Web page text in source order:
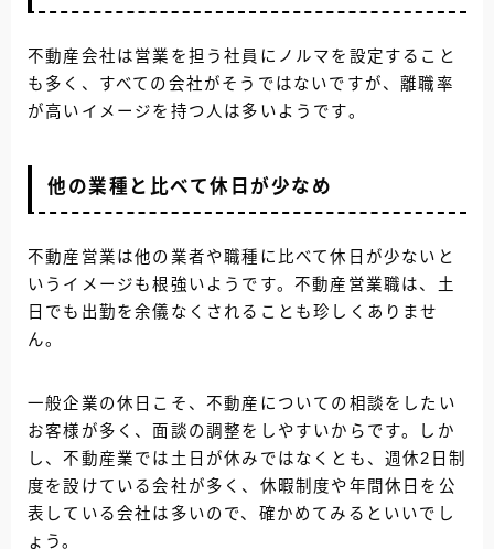
不動産会社は営業を担う社員にノルマを設定すること
も多く、すべての会社がそうではないですが、離職率
が高いイメージを持つ人は多いようです。
他の業種と比べて休日が少なめ
不動産営業は他の業者や職種に比べて休日が少ないと
いうイメージも根強いようです。不動産営業職は、土
日でも出勤を余儀なくされることも珍しくありませ
ん。
一般企業の休日こそ、不動産についての相談をしたい
お客様が多く、面談の調整をしやすいからです。しか
し、不動産業では土日が休みではなくとも、週休2日制
度を設けている会社が多く、休暇制度や年間休日を公
表している会社は多いので、確かめてみるといいでし
ょう。